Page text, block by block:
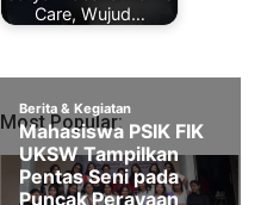
Care, Wujud…
Most Popular: